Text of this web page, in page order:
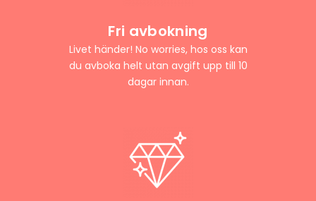
Fri avbokning
Livet händer! No worries, hos oss kan
du avboka helt utan avgift upp till 10
dagar innan.